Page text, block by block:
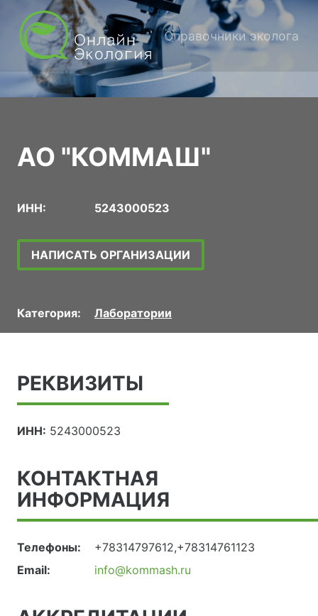
Справочники эколога
АО "КОММАШ"
ИНН: 5243000523
НАПИСАТЬ ОРГАНИЗАЦИИ
Категория: Лаборатории
РЕКВИЗИТЫ
ИНН: 5243000523
КОНТАКТНАЯ
ИНФОРМАЦИЯ
Телефоны:
+78314797612,+78314761123
Email:
info@kommash.ru